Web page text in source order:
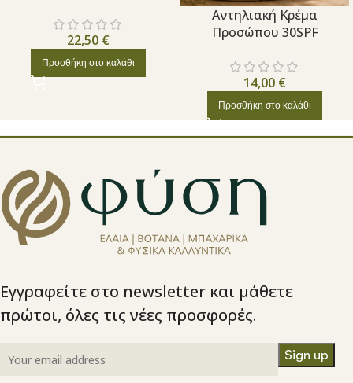
22,50 €
Προσθήκη στο καλάθι
Aντηλιακή Κρέμα
Προσώπου 30SPF
14,00 €
Προσθήκη στο καλάθι
Εγγραφείτε στο newsletter και μάθετε
πρώτοι, όλες τις νέες προσφορές.